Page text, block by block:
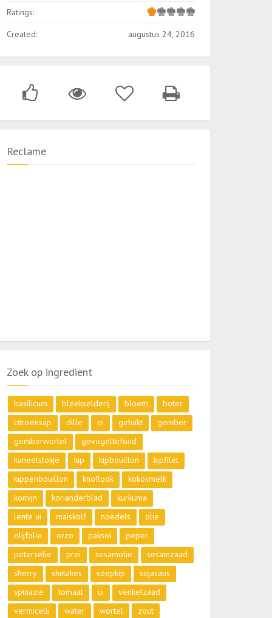
Ratings:
Created:
augustus 24, 2016
Reclame
Zoek op ingrediënt
basilicum bleekselderij bloem
boter
citroensap
dille ei gehakt
gember
gemberwortel
gevogeltefond
kaneelstokje
kip kipbouillon
kipfilet
kippenbouillon
knoflook
kokosmelk
komijn
korianderblad
kurkuma
lente ui
maiskolf noedels
olie
olijfolie
orzo paksoi
peper
peterselie
prei sesamolie
sesamzaad
sherry
shiitakes soepkip
sojasaus
spinazie
tomaat ui
venkelzaad
vermicelli
water wortel zout